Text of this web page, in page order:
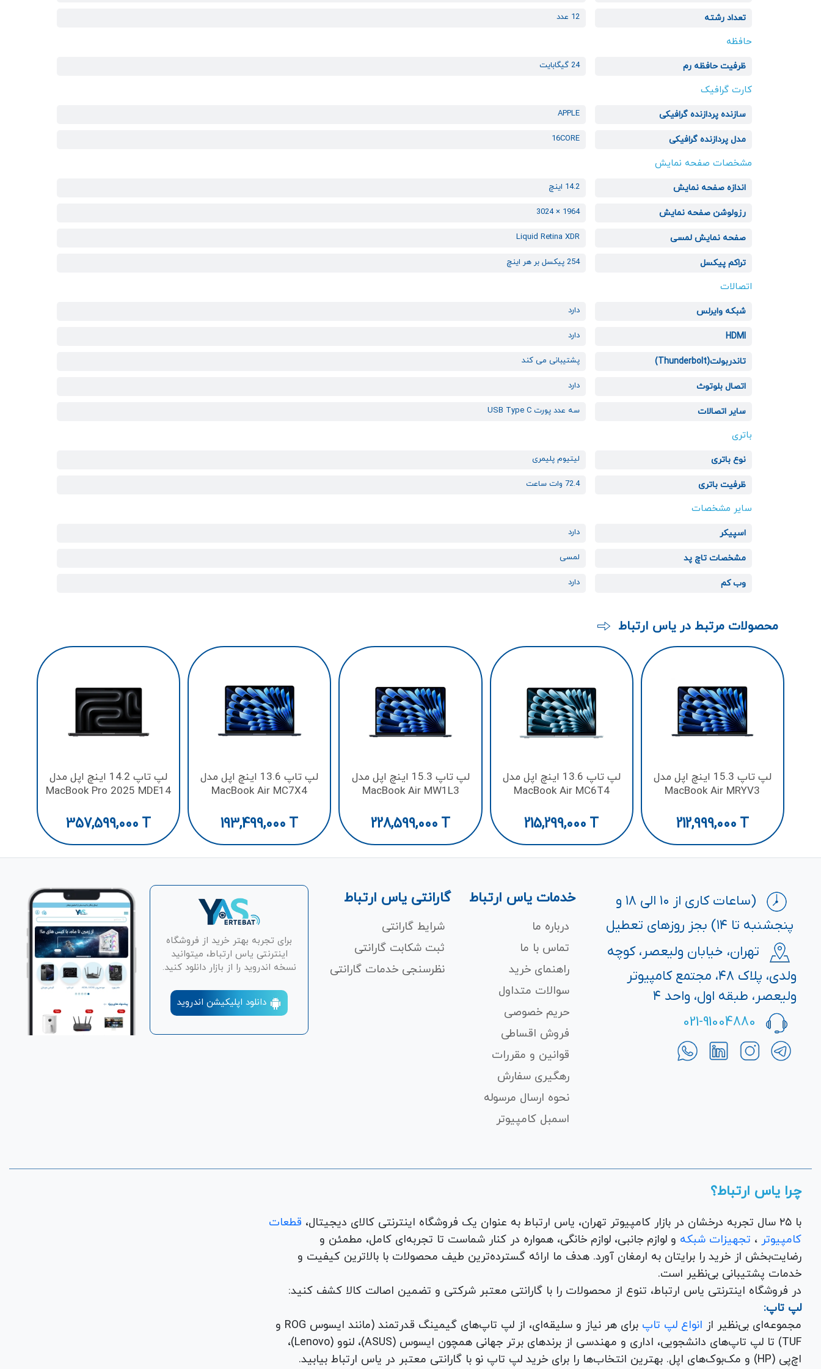
تعداد رشته 12 عدد
حافظه
ظرفیت حافظه رم 24 گیگابایت
کارت گرافیک
سازنده پردازنده گرافیکی APPLE
مدل پردازنده گرافیکی 16CORE
مشخصات صفحه نمایش
اندازه صفحه نمایش 14.2 اینچ
رزولوشن صفحه نمایش 1964 × 3024
صفحه نمایش لمسی Liquid Retina XDR
تراکم پیکسل 254 پیکسل بر هر اینچ
اتصالات
شبکه وایرلس دارد
HDMI دارد
تاندربولت(Thunderbolt) پشتیبانی می کند
اتصال بلوتوث دارد
سایر اتصالات سه عدد پورت USB Type C
باتری
نوع باتری لیتیوم پلیمری
ظرفیت باتری 72.4 وات ساعت
سایر مشخصات
اسپیکر دارد
مشخصات تاچ پد لمسی
وب کم دارد
محصولات مرتبط در یاس ارتباط
لپ تاپ 15.3 اینچ اپل مدل
MacBook Air MRYV3
SSD/8GB/10CORE
212,999,000 T
لپ تاپ 13.6 اینچ اپل مدل
MacBook Air MC6T4
SSD/16GB/8CORE
215,299,000 T
لپ تاپ 15.3 اینچ اپل مدل
MacBook Air MW1L3
SSD/16GB/10CORE
228,599,000 T
لپ تاپ 13.6 اینچ اپل مدل
MacBook Air MC7X4
SSD/16GB/8CORE
193,499,000 T
لپ تاپ 14.2 اینچ اپل مدل
MacBook Pro 2025 MDE14
SSD/16GB/10CORE
357,599,000 T
(ساعات کاری از ۱۰ الی ۱۸ و
پنجشنبه تا ۱۴) بجز روزهای تعطیل
تهران، خیابان ولیعصر، کوچه
ولدی، پلاک ۴۸، مجتمع کامپیوتر
ولیعصر، طبقه اول، واحد ۴
021-91004880
خدمات یاس ارتباط
درباره ما
تماس با ما
راهنمای خرید
سوالات متداول
حریم خصوصی
فروش اقساطی
قوانین و مقررات
رهگیری سفارش
نحوه ارسال مرسوله
اسمبل کامپیوتر
گارانتی یاس ارتباط
شرایط گارانتی
ثبت شکابت‌ گارانتی
نظرسنجی خدمات گارانتی
برای تجربه بهتر خرید از فروشگاه
اینترنتی یاس ارتباط، میتوانید
نسخه اندروید را از بازار دانلود کنید.
دانلود اپلیکیشن اندروید
چرا یاس ارتباط؟
با ۲۵ سال تجربه درخشان در بازار کامپیوتر تهران، یاس ارتباط به عنوان یک فروشگاه اینترنتی کالای دیجیتال،
قطعات
کامپیوتر ، تجهیزات شبکه
و لوازم جانبی، لوازم خانگی، همواره در کنار شماست تا تجربه‌ای کامل، مطمئن و
رضایت‌بخش از خرید را برایتان به ارمغان آورد. هدف ما ارائه گسترده‌ترین طیف محصولات با بالاترین کیفیت و
خدمات پشتیبانی بی‌نظیر است.
در فروشگاه اینترنتی یاس ارتباط، تنوع از محصولات را با گارانتی معتبر شرکتی و تضمین اصالت کالا کشف کنید:
لپ تاپ:
مجموعه‌ای بی‌نظیر از انواع لپ تاپ
برای هر نیاز و سلیقه‌ای، از لپ تاپ‌های گیمینگ قدرتمند (مانند ایسوس ROG و
TUF) تا لپ تاپ‌های دانشجویی، اداری و مهندسی از برندهای برتر جهانی همچون ایسوس (ASUS)، لنوو (Lenovo)،
اچ‌پی (HP) و مک‌بوک‌های اپل. بهترین انتخاب‌ها را برای خرید لپ تاپ نو با گارانتی معتبر در یاس ارتباط بیابید.